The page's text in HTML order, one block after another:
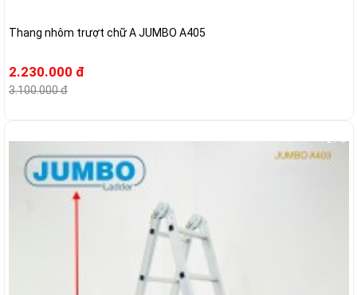
Thang nhôm trượt chữ A JUMBO A405
2.230.000 đ
3.100.000 đ
-21%